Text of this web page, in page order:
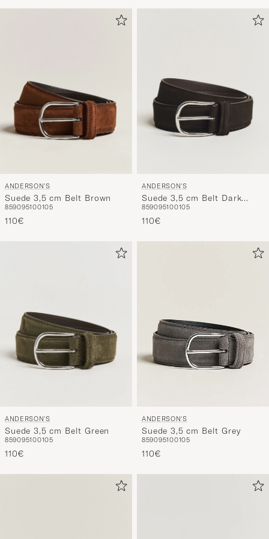
ANDERSON'S
Suede 3,5 cm Belt Brown
859095100105
110€
ANDERSON'S
Suede 3,5 cm Belt Dark
Brown
859095100105
110€
ANDERSON'S
Suede 3,5 cm Belt Green
859095100105
110€
ANDERSON'S
Suede 3,5 cm Belt Grey
859095100105
110€